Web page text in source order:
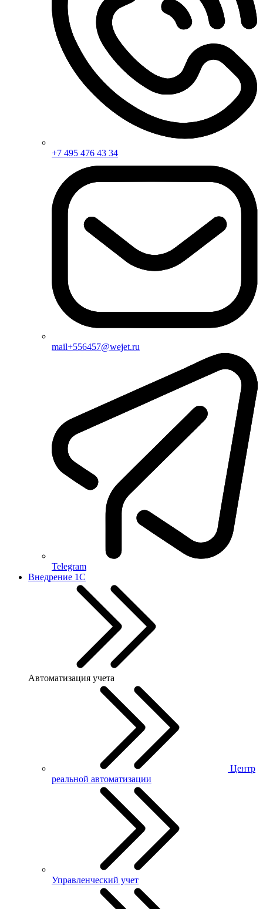
+7 495 476 43 34
mail+556457@wejet.ru
Telegram
Внедрение 1С
Автоматизация учета
Центр
реальной автоматизации
Управленческий учет